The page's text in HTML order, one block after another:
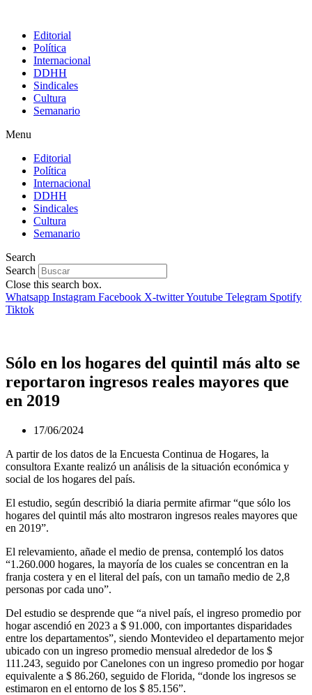
Editorial
Política
Internacional
DDHH
Sindicales
Cultura
Semanario
Menu
Editorial
Política
Internacional
DDHH
Sindicales
Cultura
Semanario
Search
Search
Close this search box.
Whatsapp Instagram Facebook X-twitterYoutube Telegram Spotify
Tiktok
Sólo en los hogares del quintil más alto se
reportaron ingresos reales mayores que
en 2019
17/06/2024
A partir de los datos de la Encuesta Continua de Hogares, la
consultora Exante realizó un análisis de la situación económica y
social de los hogares del país.
El estudio, según describió la diaria permite afirmar “que sólo los
hogares del quintil más alto mostraron ingresos reales mayores que
en 2019”.
El relevamiento, añade el medio de prensa, contempló los datos
“1.260.000 hogares, la mayoría de los cuales se concentran en la
franja costera y en el literal del país, con un tamaño medio de 2,8
personas por cada uno”.
Del estudio se desprende que “a nivel país, el ingreso promedio por
hogar ascendió en 2023 a $ 91.000, con importantes disparidades
entre los departamentos”, siendo Montevideo el departamento mejor
ubicado con un ingreso promedio mensual alrededor de los $
111.243, seguido por Canelones con un ingreso promedio por hogar
equivalente a $ 86.260, seguido de Florida, “donde los ingresos se
estimaron en el entorno de los $ 85.156”.